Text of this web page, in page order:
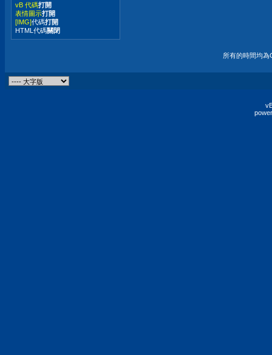
vB 代碼打開
表情圖示打開
[IMG]代碼打開
HTML代碼關閉
所有的時間均為